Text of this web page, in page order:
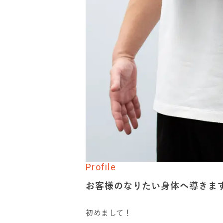
Profile
お客様のなりたい身体へ導きま
初めまして！